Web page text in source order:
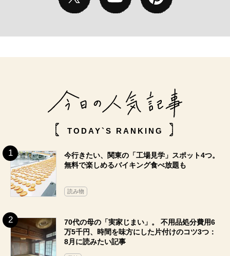
TODAY`S RANKING
今行きたい、関東の「工場見学」スポット4つ。
無料で楽しめるバイキング食べ放題も
読み物
70代の母の「実家じまい」。 不用品処分費用6
万5千円、時間を味方にした片付けのコツ3つ：
8月に読みたい記事